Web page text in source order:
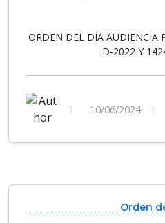
ORDEN DEL DÍA AUDIENCIA
D-2022 Y
10/06/2024
Orden